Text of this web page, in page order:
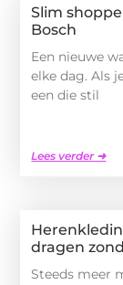
Slim
Bosch
Een nieuwe
elke dag. Als
een die stil
Lees verder ➜
dragen
Steeds meer